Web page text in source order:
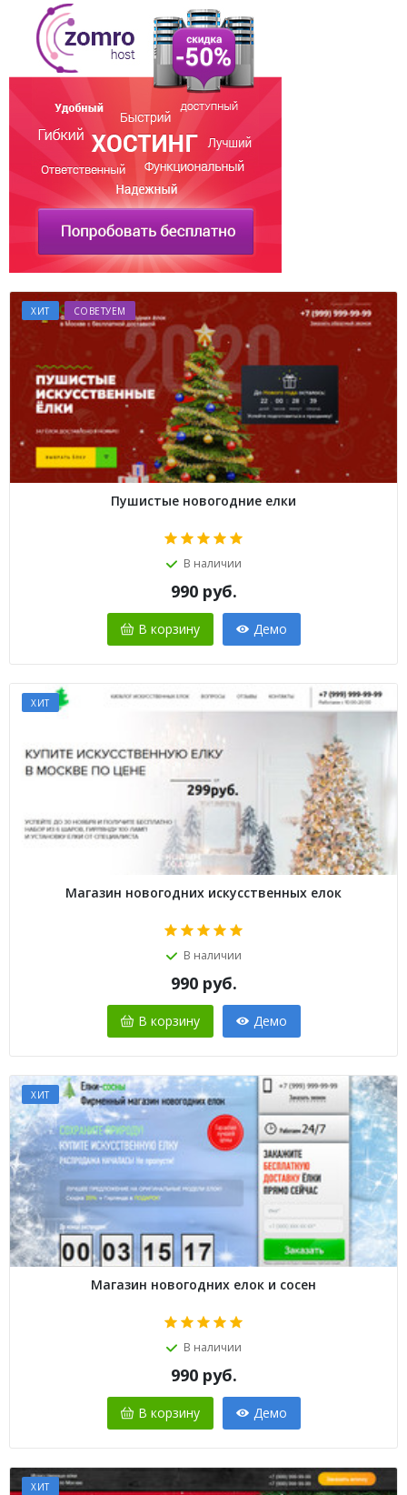
ХИТ СОВЕТУЕМ
Пушистые новогодние елки
В наличии
990 руб.
В корзину Демо
ХИТ
Магазин новогодних искусственных елок
В наличии
990 руб.
В корзину Демо
ХИТ
Магазин новогодних елок и сосен
В наличии
990 руб.
В корзину Демо
ХИТ